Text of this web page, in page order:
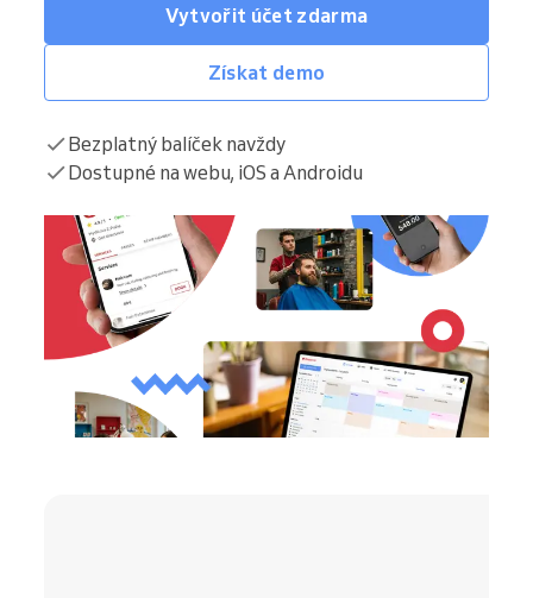
Vytvořit účet zdarma
Získat demo
Bezplatný balíček navždy
Dostupné na webu, iOS a Androidu